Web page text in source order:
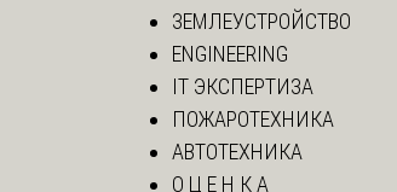
ЗЕМЛЕУСТРОЙСТВО
ENGINEERING
IT ЭКСПЕРТИЗА
ПОЖАРОТЕХНИКА
АВТОТЕХНИКА
О Ц Е Н К А